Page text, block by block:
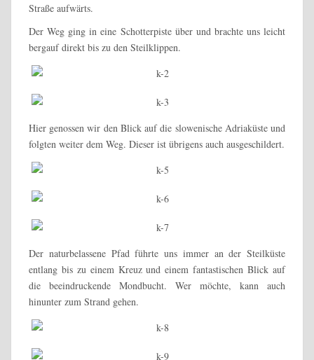
Straße aufwärts.
Der Weg ging in eine Schotterpiste über und brachte uns leicht
bergauf direkt bis zu den Steilklippen.
Hier genossen wir den Blick auf die slowenische Adriaküste und
folgten weiter dem Weg. Dieser ist übrigens auch ausgeschildert.
Der naturbelassene Pfad führte uns immer an der Steilküste
entlang bis zu einem Kreuz und einem fantastischen Blick auf
die beeindruckende Mondbucht. Wer möchte, kann auch
hinunter zum Strand gehen.